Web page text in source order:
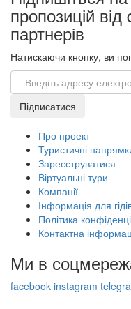
пропозицій
партнерів
Натискаючи кнопку, ви
Email
Підписатися
Про проект
Туристичні
Зареєструватися
Віртуальні тури
Компанії
Інформація для
Політика
Контактна
Ми в
facebook instagram